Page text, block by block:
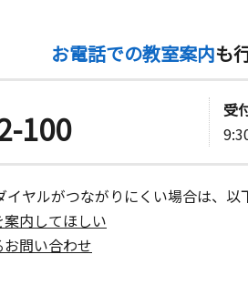
お電話での教室案内も
100
受
イヤルがつながりにくい場合は、以
内してほしい
問い合わせ